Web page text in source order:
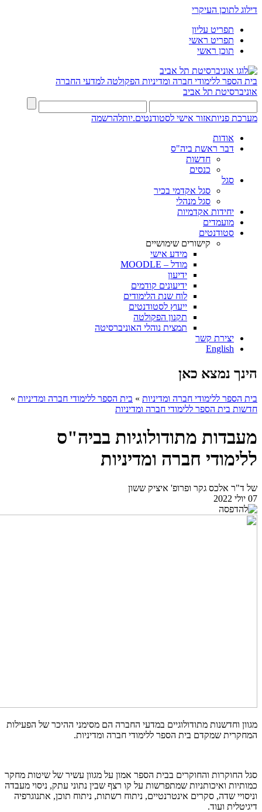
דילוג לתוכן העיקרי
תפריט עליון
תפריט ראשי
תוכן ראשי
בית הספר ללימודי חברה ומדיניות הפקולטה למדעי החברה
אוניברסיטת תל אביב
מערכת פניותאזור אישי לסטודנטים.יותלהרשמה
אודות
דבר ראשת ביה"ס
חדשות
כנסים
סגל
סגל אקדמי בכיר
סגל מנהלי
יחידות אקדמיות
מועמדים
סטודנטים
קישורים שימושיים
מידע אישי
מודל – MOODLE
ידיעון
ידיעונים קודמים
לוח שנת הלימודים
ייעוץ לסטודנטים
תקנון הפקולטה
תמצית נוהלי האוניברסיטה
יצירת קשר
English
הינך נמצא כאן
בית הספר ללימודי חברה ומדיניות » בית הספר ללימודי חברה ומדיניות »
חדשות בית הספר ללימודי חברה ומדיניות
מעבדות מתודולוגיות בביה"ס
ללימודי חברה ומדיניות
של ד"ר אלכס גקר ופרופ' איציק ששון
07 יולי 2022
מגוון וחדשנות מתודולוגיים במדעי החברה הם מסימני ההיכר של הפעילות
המחקרית שמקדם בית הספר ללימודי חברה ומדיניות.
סגל החוקרות והחוקרים בבית הספר אמון על מגוון עשיר של שיטות מחקר
כמותיות ואיכותניות שמתפרשות על קו רצף שבין נתוני עתק, ניסוי מעבדה
וניסויי שדה, סקרים אינטרנטיים, ניתוח רשתות, ניתוח תוכן, אתנוגרפיה
דיגיטלית ועוד.